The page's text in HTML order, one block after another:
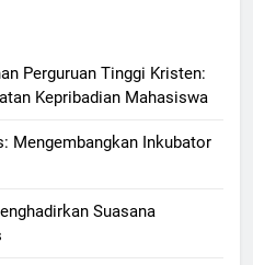
Perguruan Tinggi Kristen:
Kepribadian Mahasiswa
Mengembangkan Inkubator
Suasana